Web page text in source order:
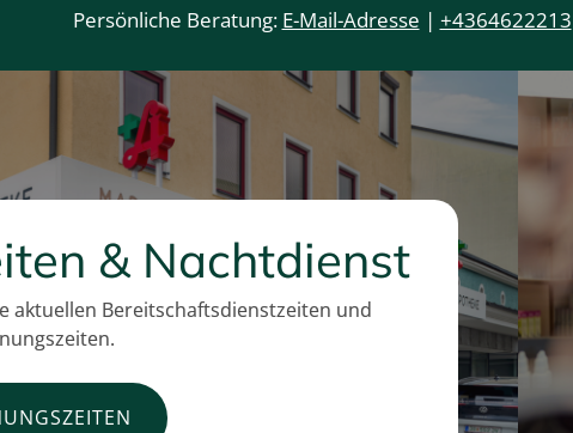
Persönliche Beratung: E-Mail-Adresse | +4364622213
& Nachtdienst
aktuellen Bereitschaftsdienstzeiten und